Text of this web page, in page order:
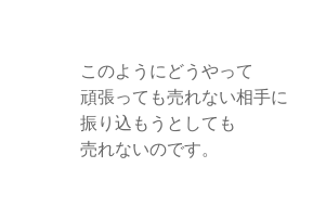
このようにどうやって
頑張っても売れない相手に
振り込もうとしても
売れないのです。